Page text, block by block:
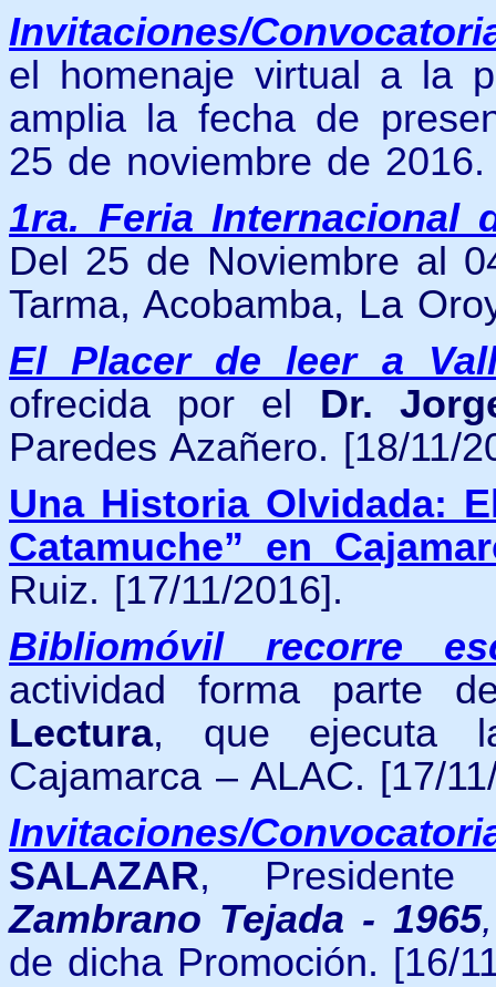
Invitaciones/
el homenaje virtual a la
amplia la fecha de
25 de noviembre de 2016.
1ra. Feria Internacional
Del 25 de Noviembre al
Tarma, Acobamba, La
El Placer de leer a
ofrecida por el Dr.
Paredes Azañero. [18/11/
Una Historia Olvidada:
Catamuche” en
Ruiz. [17/11/2016].
Bibliomóvil recorre
actividad forma parte
Lectura, que ejecuta
Cajamarca – ALAC. [17/
Invitaciones/
SALAZAR,
Zambrano Tejada - 1965,
de dicha Promoción. [16/